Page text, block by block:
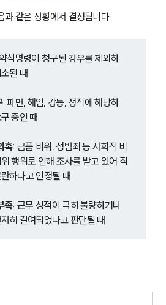
과 같은 상황에서 결정됩니다.
식명령이 청구된 경우를 제외하
된 때
: 파면, 해임, 강등, 정직에 해당하
중인 때
혹: 금품 비위, 성범죄 등 사회적 비
행위로 인해 조사를 받고 있어 직
하다고 인정될 때
족: 근무 성적이 극히 불량하거나
히 결여되었다고 판단될 때